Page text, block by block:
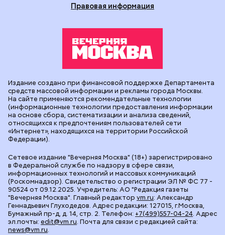
Правовая информация
Сетевое издание "Вечерняя Москва" (18+) зарегистрировано
в Федеральной службе по надзору в сфере связи,
информационных технологий и массовых коммуникаций
(Роскомнадзор). Свидетельство о регистрации ЭЛ № ФС 77 -
90524 от 09.12.2025. Учредитель: АО "Редакция газеты
"Вечерняя Москва". Главный редактор vm.ru: Александр
Геннадьевич Глуходедов. Адрес редакции: 127015, г.Москва,
Бумажный пр-д, д. 14, стр. 2. Телефон: +7(499)557-04-24. Адрес
эл.почты: edit@vm.ru. Почта для связи с редакцией сайта:
news@vm.ru.
Издание создано при финансовой поддержке Департамента
средств массовой информации и рекламы города Москвы.
На сайте применяются рекомендательные технологии
(информационные технологии предоставления информации
на основе сбора, систематизации и анализа сведений,
относящихся к предпочтениям пользователей сети
«Интернет», находящихся на территории Российской
Федерации).